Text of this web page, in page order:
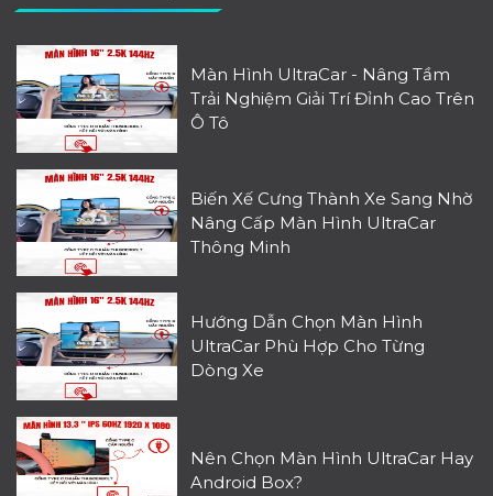
Màn Hình UltraCar - Nâng Tầm
Trải Nghiệm Giải Trí Đỉnh Cao Trên
Ô Tô
Biến Xế Cưng Thành Xe Sang Nhờ
Nâng Cấp Màn Hình UltraCar
Thông Minh
Hướng Dẫn Chọn Màn Hình
UltraCar Phù Hợp Cho Từng
Dòng Xe
Nên Chọn Màn Hình UltraCar Hay
Android Box?